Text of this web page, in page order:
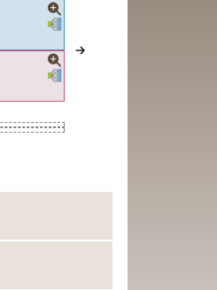
Verknüpfungen
Verknüpfungen
Verknüpfungen
Verknüpfungen